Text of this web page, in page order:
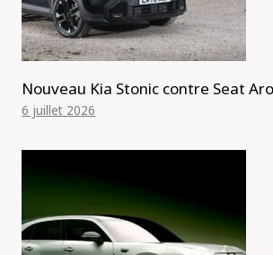
Nouveau Kia Stonic contre Seat
6 juillet 2026